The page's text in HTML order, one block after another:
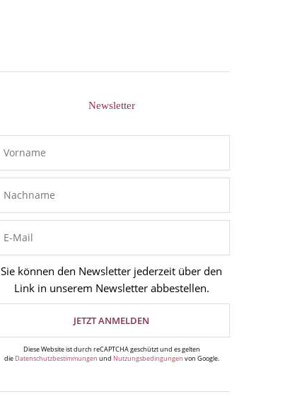
Newsletter
Sie können den Newsletter jederzeit über den
Link in unserem Newsletter abbestellen.
Diese Website ist durch reCAPTCHA geschützt und es gelten
die Datenschutzbestimmungen und Nutzungsbedingungen von Google.